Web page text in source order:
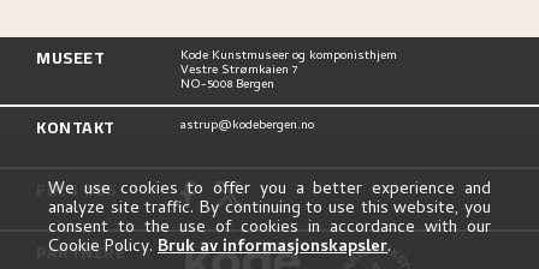
MUSEET Kode Kunstmuseer og komponisthjem
Vestre Strømkaien 7
NO-5008 Bergen
KONTAKT astrup@kodebergen.no
FØLG OSS
PARTNERE
We use cookies to offer you a better experience and
analyze site traffic. By continuing to use this website, you
consent to the use of cookies in accordance with our
Cookie Policy. Bruk av informasjonskapsler.